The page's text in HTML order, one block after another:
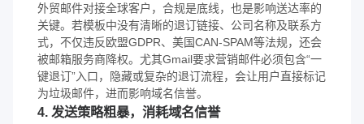
外贸邮件对接全球客户，合规是底线，也是影响送达率的
关键。若模板中没有清晰的退订链接、公司名称及联系方
式，不仅违反欧盟GDPR、美国CAN-SPAM等法规，还会
被邮箱服务商降权。尤其Gmail要求营销邮件必须包含“一
键退订”入口，隐藏或复杂的退订流程，会让用户直接标记
为垃圾邮件，进而影响域名信誉。
4. 发送策略粗暴，消耗域名信誉